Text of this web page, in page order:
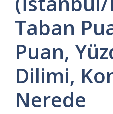
Taban
Puan,
Dilimi,
Nerede